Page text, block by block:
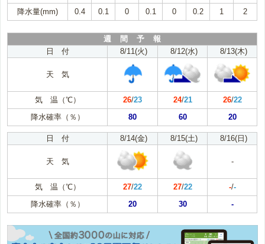
降水量(mm)
0.4 0.1 0 0.1 0 0.2 1 2
週 間 予 報
日 付
8/11(火) 8/12(水) 8/13(木)
天 気
気 温（℃） 26/23 24/21 26/22
降水確率（％）
80 60 20
日 付 8/14(金) 8/15(土) 8/16(日)
天 気 -
気 温（℃） 27/22 27/22 -/-
降水確率（％）
20 30 -